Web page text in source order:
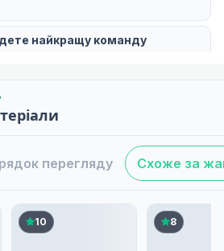
найкращу команду
Світить Світлом
перегляду Схоже за
10 8